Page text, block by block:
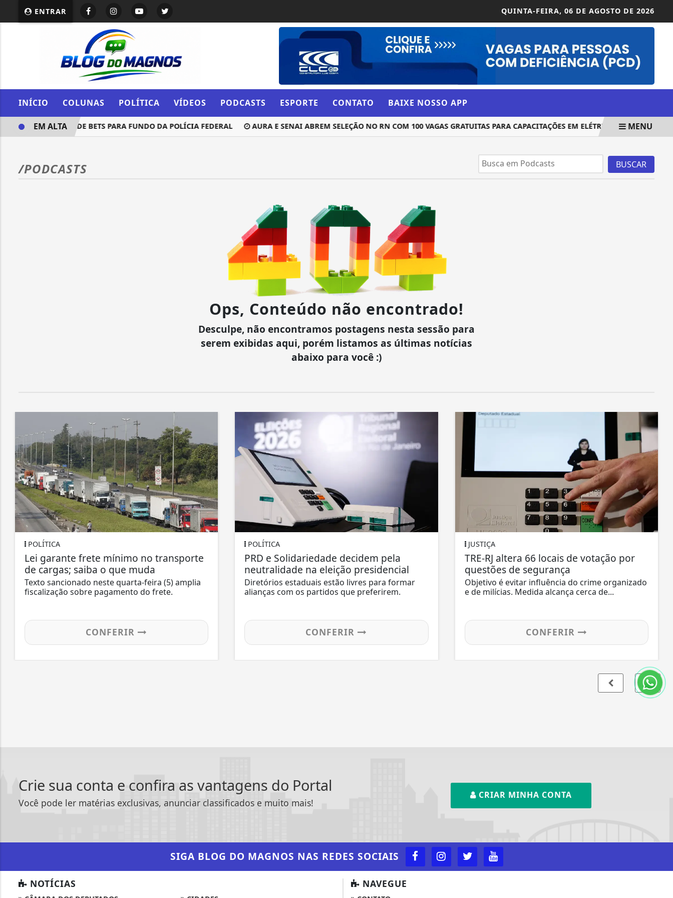
ENTRAR QUINTA-FEIRA, 06 DE AGOSTO DE 2026
INÍCIO COLUNAS POLÍTICA VÍDEOS PODCASTS ESPORTE CONTATO BAIXE NOSSO APP
DO DINHEIRO DE BETS PARA FUNDO DA POLÍCIA FEDERAL AURA E SENAI ABREM SELEÇÃO NO RN COM 100 VAGAS GRATUITAS PARA CAPACITAÇÕES EM ELÉTRICA E... ATITUDE
EM ALTA MENU
/PODCASTS BUSCAR
Ops, Conteúdo não encontrado!
Desculpe, não encontramos postagens nesta sessão para
serem exibidas aqui, porém listamos as últimas notícias
abaixo para você :)
POLÍTICA
Lei garante frete mínimo no transporte
de cargas; saiba o que muda
Texto sancionado neste quarta-feira (5) amplia
fiscalização sobre pagamento do frete.
CONFERIR
POLÍTICA
PRD e Solidariedade decidem pela
neutralidade na eleição presidencial
Diretórios estaduais estão livres para formar
alianças com os partidos que preferirem.
CONFERIR
JUSTIÇA
TRE-RJ altera 66 locais de votação por
questões de segurança
Objetivo é evitar influência do crime organizado
e de milícias. Medida alcança cerca de...
CONFERIR
Crie sua conta e confira as vantagens do Portal
Você pode ler matérias exclusivas, anunciar classificados e muito mais!
CRIAR MINHA CONTA
SIGA BLOG DO MAGNOS NAS REDES SOCIAIS
NOTÍCIAS NAVEGUE